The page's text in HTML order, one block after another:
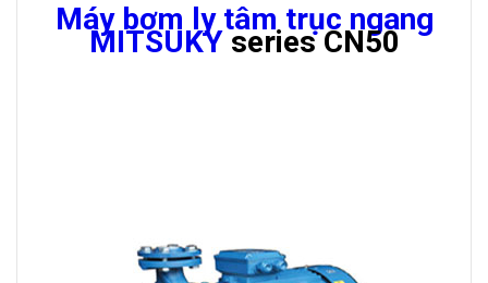
Máy bơm ly tâm trục ngang
MITSUKYseries CN50